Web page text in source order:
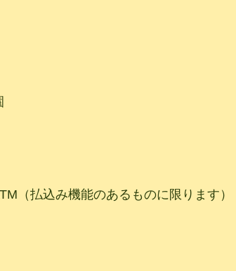
ー園
（払込み機能のあるものに限ります）